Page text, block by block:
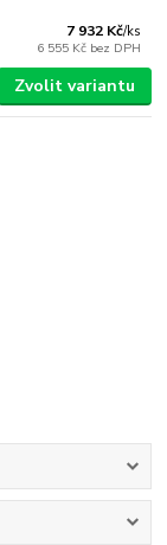
7 932 Kč/ks
6 555 Kč bez DPH
Zvolit variantu